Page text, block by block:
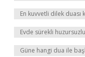
En kuvvetli dilek duası
Evde sürekli
Güne hangi dua ile